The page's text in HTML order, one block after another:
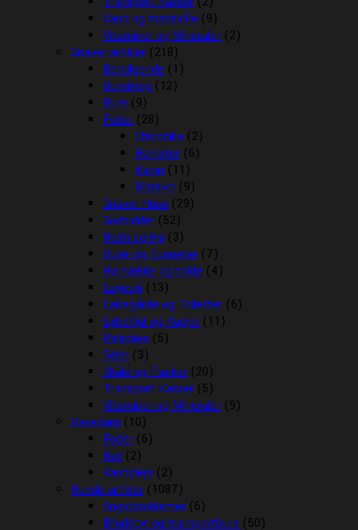
Vand og madskåle (9)
Vitaminer og Mineraler (2)
Gnaver artikler (218)
Beroligende (1)
Bundstrø (12)
Bure (9)
Foder (28)
Chinchilla (2)
Hamster (6)
Kanin (11)
Marsvin (9)
Gnaver Huse (29)
Godbidder (52)
Halm og Hø (3)
Huler og Tunneller (7)
Hø hække og bolde (4)
Legetøj (13)
Løbegårde og Toiletter (6)
Løbehjul og Kugler (11)
Pelspleje (5)
Seler (3)
Skåle og Flasker (20)
Transport Kasser (5)
Vitaminer og Mineraler (9)
Havedam (10)
Foder (6)
Net (2)
Vandpleje (2)
Hunde artikler (1087)
Angstproblemer (6)
Biludstyr og transportbure (50)